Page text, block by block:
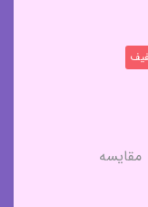
مقایسه